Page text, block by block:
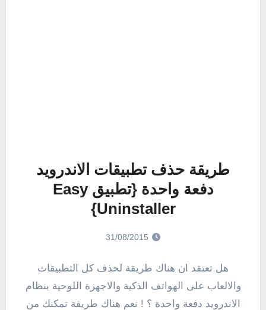
طريقة حذف تطبيقات الاندرويد
دفعة واحدة {تطبيق Easy
Uninstaller}
31/08/2015
هل تعتقد ان هناك طريقة لحذف كل التطبيقات
والالعاب على الهواتف الذكية والاجهزة اللوحية بنظام
الاندرويد دفعة واحدة ؟ ! نعم هناك طريقة تمكنك من